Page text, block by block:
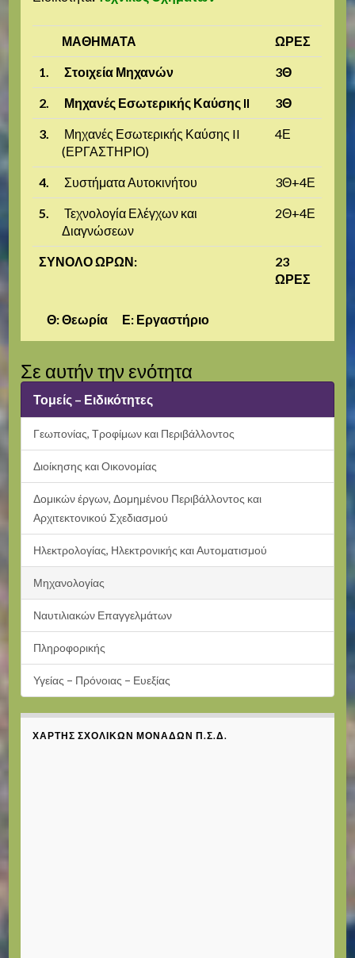
ΜΑΘΗΜΑΤΑ ΩΡΕΣ
1. Στοιχεία Μηχανών 3Θ
2. Μηχανές Εσωτερικής Καύσης II 3Θ
3.
Μηχανές Εσωτερικής Καύσης II
(ΕΡΓΑΣΤΗΡΙΟ)
4Ε
4. Συστήματα Αυτοκινήτου 3Θ+4Ε
5.
Τεχνολογία Ελέγχων και
Διαγνώσεων
2Θ+4Ε
ΣΥΝΟΛΟ ΩΡΩΝ:
23
ΩΡΕΣ
Θ: Θεωρία Ε: Εργαστήριο
Σε αυτήν την ενότητα
Τομείς – Ειδικότητες
Γεωπονίας, Τροφίμων και Περιβάλλοντος
Διοίκησης και Οικονομίας
Δομικών έργων, Δομημένου Περιβάλλοντος και
Αρχιτεκτονικού Σχεδιασμού
Ηλεκτρολογίας, Ηλεκτρονικής και Αυτοματισμού
Μηχανολογίας
Ναυτιλιακών Επαγγελμάτων
Πληροφορικής
Υγείας – Πρόνοιας – Ευεξίας
ΧΆΡΤΗΣ ΣΧΟΛΙΚΏΝ ΜΟΝΆΔΩΝ Π.Σ.Δ.